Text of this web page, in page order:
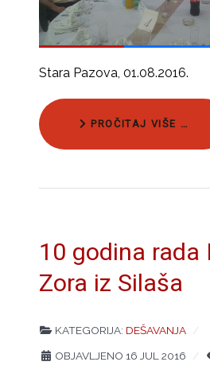
Stara Pazova, 01.08.2016.
PROČITAJ VIŠE …
10 godina rada
Zora iz Silaša
KATEGORIJA: DEŠAVANJA
OBJAVLJENO 16 JUL 2016